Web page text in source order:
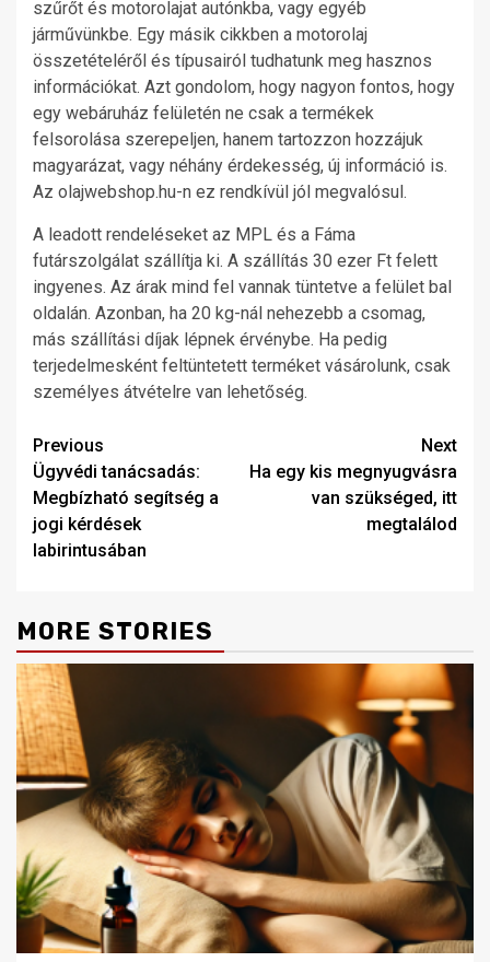
szűrőt és motorolajat autónkba, vagy egyéb
járművünkbe. Egy másik cikkben a motorolaj
összetételéről és típusairól tudhatunk meg hasznos
információkat. Azt gondolom, hogy nagyon fontos, hogy
egy webáruház felületén ne csak a termékek
felsorolása szerepeljen, hanem tartozzon hozzájuk
magyarázat, vagy néhány érdekesség, új információ is.
Az olajwebshop.hu-n ez rendkívül jól megvalósul.
A leadott rendeléseket az MPL és a Fáma
futárszolgálat szállítja ki. A szállítás 30 ezer Ft felett
ingyenes. Az árak mind fel vannak tüntetve a felület bal
oldalán. Azonban, ha 20 kg-nál nehezebb a csomag,
más szállítási díjak lépnek érvénybe. Ha pedig
terjedelmesként feltüntetett terméket vásárolunk, csak
személyes átvételre van lehetőség.
Post
navigation
Previous
Ügyvédi tanácsadás:
Megbízható segítség a
jogi kérdések
labirintusában
Next
Ha egy kis megnyugvásra
van szükséged, itt
megtalálod
MORE STORIES